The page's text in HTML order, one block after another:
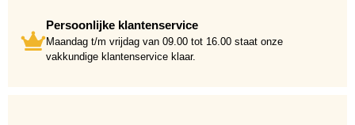
Persoonlijke klantenservice
Maandag t/m vrijdag van 09.00 tot 16.00 staat onze
vakkundige klantenservice klaar.